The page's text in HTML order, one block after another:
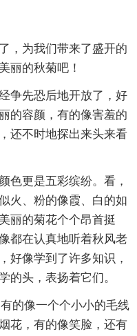
，为我们带来了盛开的
丽的秋菊吧！
争先恐后地开放了，好
的容颜，有的像害羞的
还不时地探出来头来看
色更是五彩缤纷。看，
火、粉的像霞、白的如
丽的菊花个个昂首挺
都在认真地听着秋风老
好像学到了许多知识，
的头，表扬着它们。
的像一个个小小的毛线
花，有的像笑脸，还有